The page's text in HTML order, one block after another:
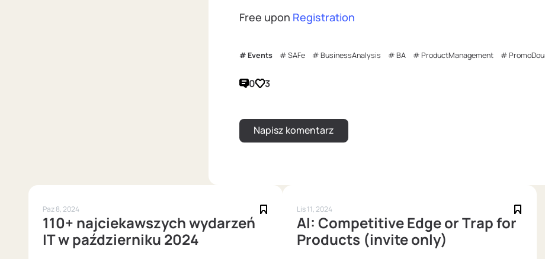
Free upon Registration
Events SAFe BusinessAnalysis BA ProductManagement PromoDou
0 3
Paz 8, 2024
110+ najciekawszych wydarzeń
IT w październiku 2024
Lis 11, 2024
AI: Competitive Edge or Trap for
Products (invite only)